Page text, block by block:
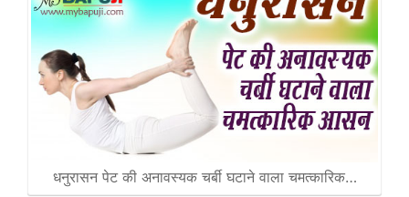
धनुरासन पेट की अनावस्यक चर्बी घटाने वाला चमत्कारिक…